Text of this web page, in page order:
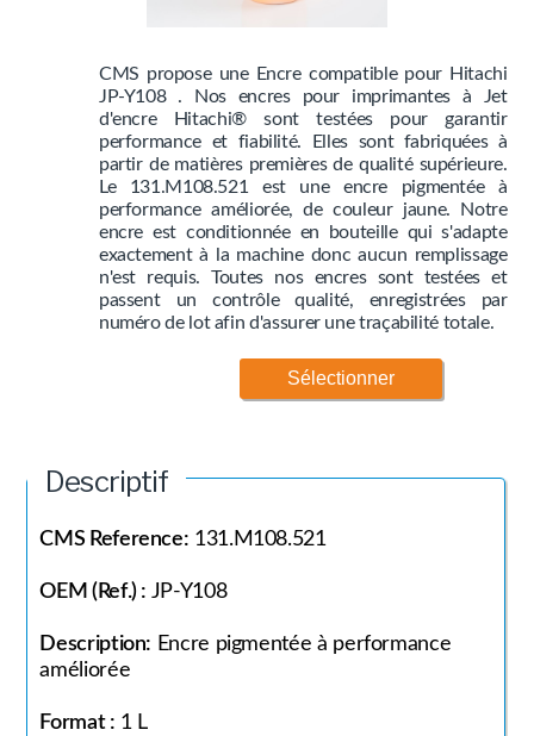
CMS propose une Encre compatible pour Hitachi
JP-Y108 . Nos encres pour imprimantes à Jet
d'encre Hitachi® sont testées pour garantir
performance et fiabilité. Elles sont fabriquées à
partir de matières premières de qualité supérieure.
Le 131.M108.521 est une encre pigmentée à
performance améliorée, de couleur jaune. Notre
encre est conditionnée en bouteille qui s'adapte
exactement à la machine donc aucun remplissage
n'est requis. Toutes nos encres sont testées et
passent un contrôle qualité, enregistrées par
numéro de lot afin d'assurer une traçabilité totale.
Sélectionner
Descriptif
CMS Reference: 131.M108.521
OEM (Ref.) : JP-Y108
Description: Encre pigmentée à performance
améliorée
Format : 1 L